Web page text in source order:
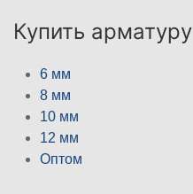
Купить арматуру
6 мм
8 мм
10 мм
12 мм
Оптом